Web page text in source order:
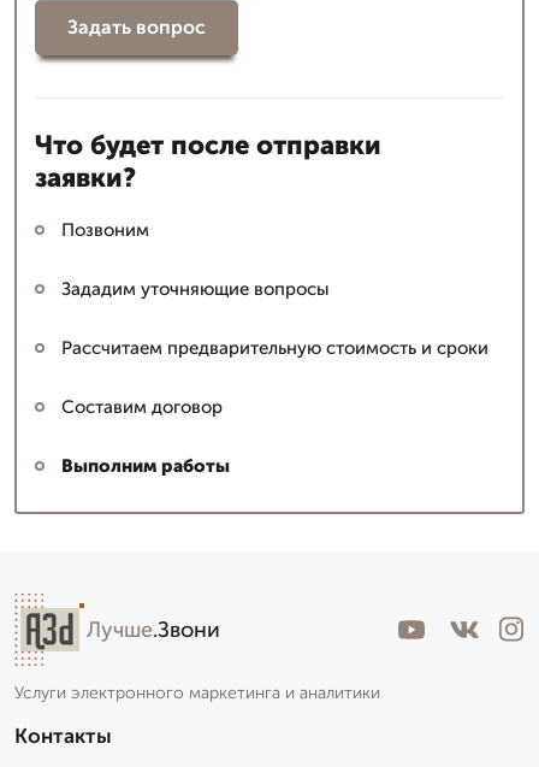
Задать вопрос
Что будет после отправки
заявки?
Позвоним
Зададим уточняющие вопросы
Рассчитаем предварительную стоимость и сроки
Составим договор
Выполним работы
Лучше.Звони
Услуги электронного маркетинга и аналитики
Контакты